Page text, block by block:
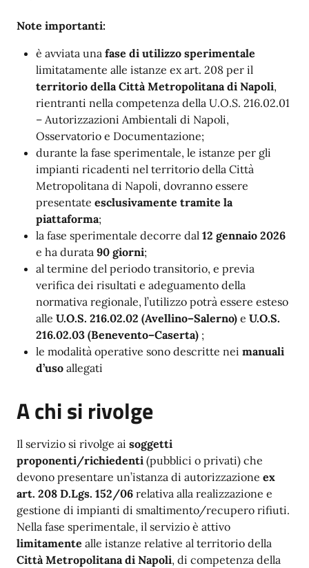
Note importanti:
è avviata una fase di utilizzo sperimentale
limitatamente alle istanze ex art. 208 per il
territorio della Città Metropolitana di Napoli,
rientranti nella competenza della U.O.S. 216.02.01
– Autorizzazioni Ambientali di Napoli,
Osservatorio e Documentazione;
durante la fase sperimentale, le istanze per gli
impianti ricadenti nel territorio della Città
Metropolitana di Napoli, dovranno essere
presentate esclusivamente tramite la
piattaforma;
la fase sperimentale decorre dal 12 gennaio 2026
e ha durata 90 giorni;
al termine del periodo transitorio, e previa
verifica dei risultati e adeguamento della
normativa regionale, l’utilizzo potrà essere esteso
alle U.O.S. 216.02.02 (Avellino–Salerno) e U.O.S.
216.02.03 (Benevento–Caserta) ;
le modalità operative sono descritte nei manuali
d’uso allegati
A chi si rivolge
Il servizio si rivolge ai soggetti
proponenti/richiedenti (pubblici o privati) che
devono presentare un’istanza di autorizzazione ex
art. 208 D.Lgs. 152/06 relativa alla realizzazione e
gestione di impianti di smaltimento/recupero rifiuti.
Nella fase sperimentale, il servizio è attivo
limitamente alle istanze relative al territorio della
Città Metropolitana di Napoli, di competenza della